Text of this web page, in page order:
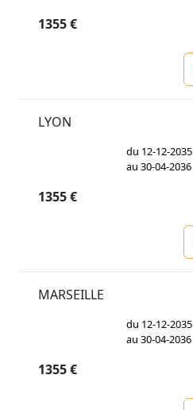
1355 €
LYON
du 12-12-2035
au 30-04-2036
1355 €
MARSEILLE
du 12-12-2035
au 30-04-2036
1355 €